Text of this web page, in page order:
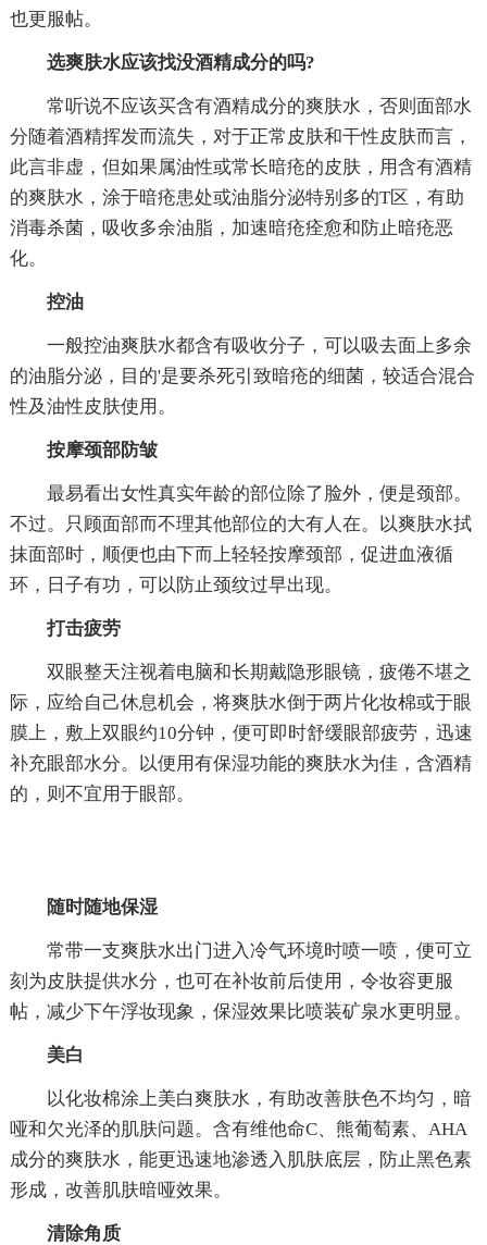
也更服帖。
选爽肤水应该找没酒精成分的吗?
常听说不应该买含有酒精成分的爽肤水，否则面部水
分随着酒精挥发而流失，对于正常皮肤和干性皮肤而言，
此言非虚，但如果属油性或常长暗疮的皮肤，用含有酒精
的爽肤水，涂于暗疮患处或油脂分泌特别多的T区，有助
消毒杀菌，吸收多余油脂，加速暗疮痊愈和防止暗疮恶
化。
控油
一般控油爽肤水都含有吸收分子，可以吸去面上多余
的油脂分泌，目的'是要杀死引致暗疮的细菌，较适合混合
性及油性皮肤使用。
按摩颈部防皱
最易看出女性真实年龄的部位除了脸外，便是颈部。
不过。只顾面部而不理其他部位的大有人在。以爽肤水拭
抹面部时，顺便也由下而上轻轻按摩颈部，促进血液循
环，日子有功，可以防止颈纹过早出现。
打击疲劳
双眼整天注视着电脑和长期戴隐形眼镜，疲倦不堪之
际，应给自己休息机会，将爽肤水倒于两片化妆棉或于眼
膜上，敷上双眼约10分钟，便可即时舒缓眼部疲劳，迅速
补充眼部水分。以便用有保湿功能的爽肤水为佳，含酒精
的，则不宜用于眼部。
随时随地保湿
常带一支爽肤水出门进入冷气环境时喷一喷，便可立
刻为皮肤提供水分，也可在补妆前后使用，令妆容更服
帖，减少下午浮妆现象，保湿效果比喷装矿泉水更明显。
美白
以化妆棉涂上美白爽肤水，有助改善肤色不均匀，暗
哑和欠光泽的肌肤问题。含有维他命C、熊葡萄素、AHA
成分的爽肤水，能更迅速地渗透入肌肤底层，防止黑色素
形成，改善肌肤暗哑效果。
清除角质